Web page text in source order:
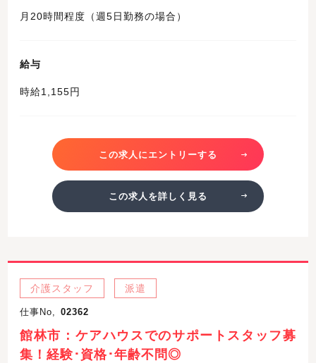
月20時間程度（週5日勤務の場合）
給与
時給1,155円
この求人にエントリーする
この求人を詳しく見る
介護スタッフ 派遣
仕事No, 02362
館林市：ケアハウスでのサポートスタッフ募
集！経験･資格･年齢不問◎